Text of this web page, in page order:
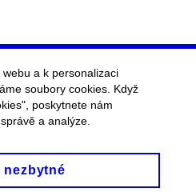
a k personalizaci
soubory cookies. Když
poskytnete nám
a analýze.
nezbytné